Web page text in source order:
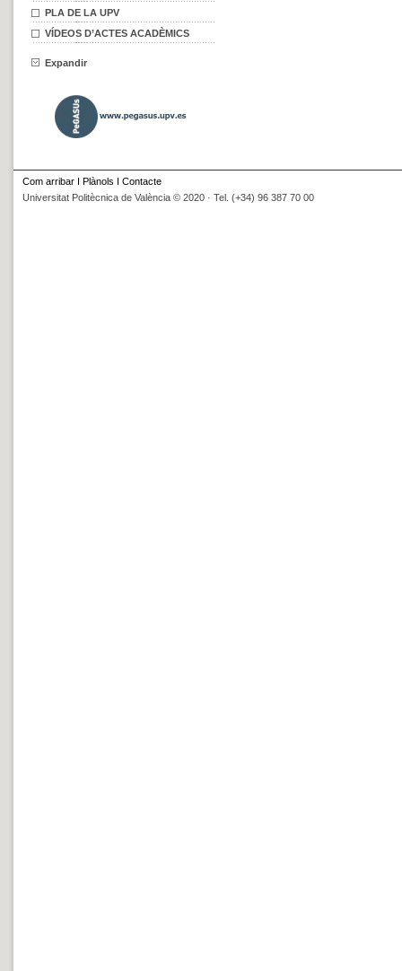
PLA DE LA UPV
VÍDEOS D’ACTES ACADÈMICS
Expandir
Com arribar I Plànols I Contacte
Universitat Politècnica de València © 2020 · Tel. (+34) 96 387 70 00